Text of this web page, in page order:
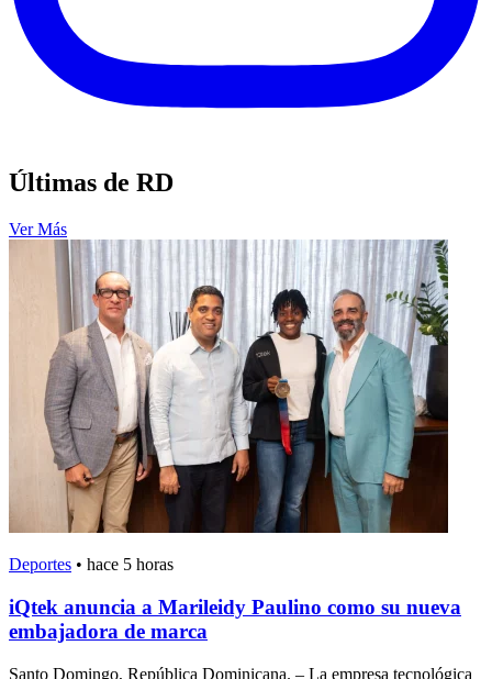
Últimas de RD
Ver Más
Deportes • hace 5 horas
iQtek anuncia a Marileidy Paulino como su nueva
embajadora de marca
Santo Domingo, República Dominicana. – La empresa tecnológica